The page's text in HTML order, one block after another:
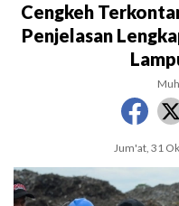
Cengkeh
Penjelasan
Jum'at, 31